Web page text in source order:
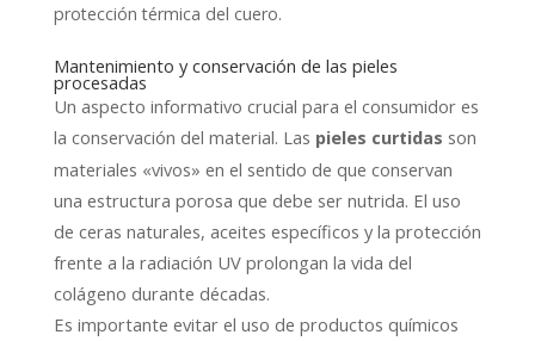
protección térmica del cuero.
Mantenimiento y conservación de las pieles
procesadas
Un aspecto informativo crucial para el consumidor es
la conservación del material. Las pieles curtidas son
materiales «vivos» en el sentido de que conservan
una estructura porosa que debe ser nutrida. El uso
de ceras naturales, aceites específicos y la protección
frente a la radiación UV prolongan la vida del
colágeno durante décadas.
Es importante evitar el uso de productos químicos